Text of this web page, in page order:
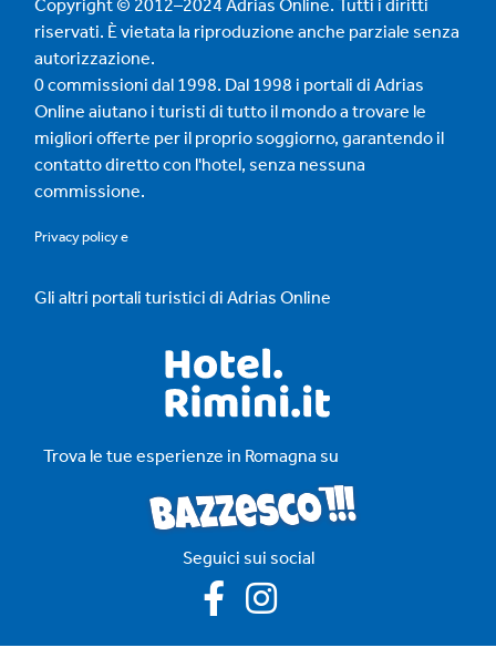
Copyright © 2012–2024 Adrias Online. Tutti i diritti
riservati. È vietata la riproduzione anche parziale senza
autorizzazione.
0 commissioni dal 1998. Dal 1998 i portali di Adrias
Online aiutano i turisti di tutto il mondo a trovare le
migliori offerte per il proprio soggiorno, garantendo il
contatto diretto con l'hotel, senza nessuna
commissione.
Privacy policye
Gli altri portali turistici di Adrias Online
Trova le tue esperienze in Romagna su
Seguici sui social